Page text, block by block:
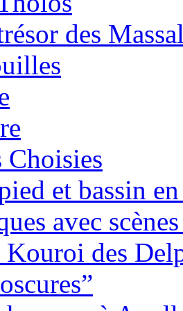
des
Choisies
et bassin
avec
Kouroi des